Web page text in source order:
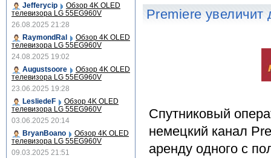
Premiere
Спутниковый
немецкий канал
аренду одного с
Jefferycip Обзор 4K OLED
телевизора LG 55EG960V
26.08.2025 21:28
RaymondRal
Обзор 4K OLED
телевизора LG 55EG960V
24.08.2025 19:02
Augustsoore
Обзор 4K OLED
телевизора LG 55EG960V
23.06.2025 19:28
LesliedeF
Обзор 4K OLED
телевизора LG 55EG960V
03.06.2025 20:14
BryanBoano
Обзор 4K OLED
телевизора LG 55EG960V
09.03.2025 21:51